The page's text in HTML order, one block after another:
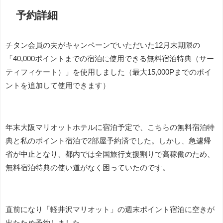
予約詳細
チタン会員の夫がキャンペーンでいただいた12月末期限の
「40,000ポイントまでの宿泊に使用できる無料宿泊特典（サー
ティフィケート）」を使用しました（最大15,000Pまでのポイ
ントを追加して使用できます）
年末大阪マリオットホテルに宿泊予定で、こちらの無料宿泊特
典と私のポイント宿泊で2部屋予約済でした。しかし、急遽帰
省が中止となり、都内では全国旅行支援割りで高稼働のため、
無料宿泊特典の使い道がなく困っていたのです。
直前になり「軽井沢マリオット」の週末ポイント宿泊に空きが